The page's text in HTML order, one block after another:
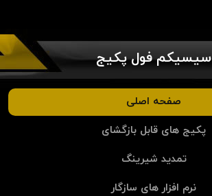
سیسیکم فول پکیج
صفحه اصلی
پکیج های قابل بازگشای
تمدید شیرینگ
نرم افزار های سازگار